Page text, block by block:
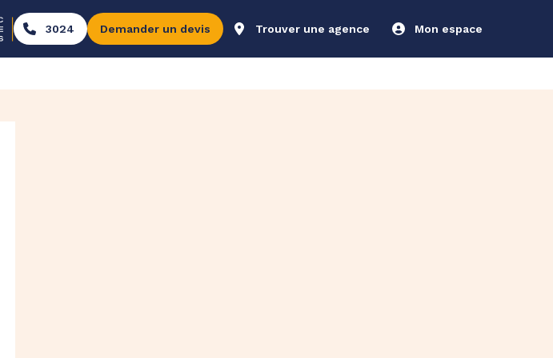
3024 Demander un devis Trouver une agence Mon espace